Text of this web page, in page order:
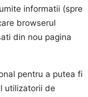
informatii (spre
browserul
din nou pagina
pentru a putea fi
utilizatorii de